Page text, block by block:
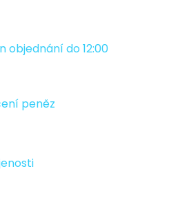
objednání do 12:00
peněz